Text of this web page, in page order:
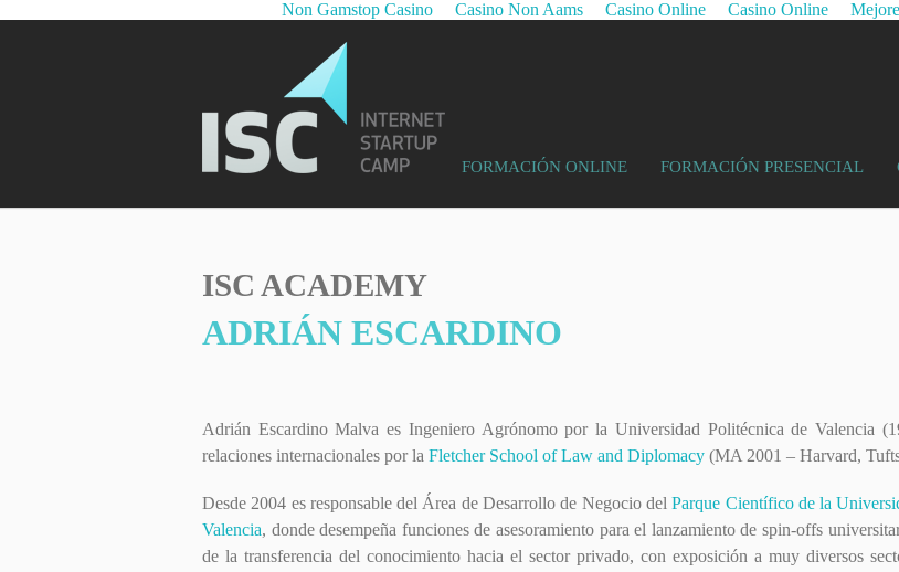
Non Gamstop Casino Casino Non Aams Casino Online Casino Online
FORMACIÓN ONLINE FORMACIÓN PRESENCIAL
ISC ACADEMY
ADRIÁN ESCARDINO
Adrián Escardino Malva es Ingeniero Agrónomo por la Universidad Politécnica de Valencia
relaciones internacionales por la Fletcher School of Law and Diplomacy (MA 2001 – Harvard,
Desde 2004 es responsable del Área de Desarrollo de Negocio delParque Científico de la
Valencia, donde desempeña funciones de asesoramiento para el lanzamiento de spin-offs
de la transferencia del conocimiento hacia el sector privado, con exposición a muy diversos